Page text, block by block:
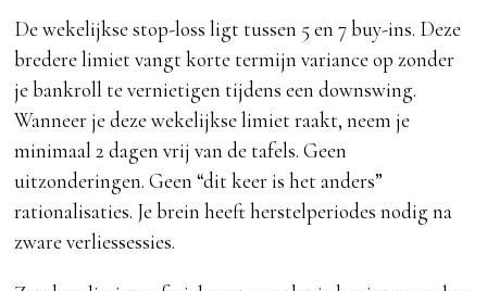
De wekelijkse stop-loss ligt tussen 5 en 7 buy-ins. Deze
bredere limiet vangt korte termijn variance op zonder
je bankroll te vernietigen tijdens een downswing.
Wanneer je deze wekelijkse limiet raakt, neem je
minimaal 2 dagen vrij van de tafels. Geen
uitzonderingen. Geen “dit keer is het anders”
rationalisaties. Je brein heeft herstelperiodes nodig na
zware verliessessies.